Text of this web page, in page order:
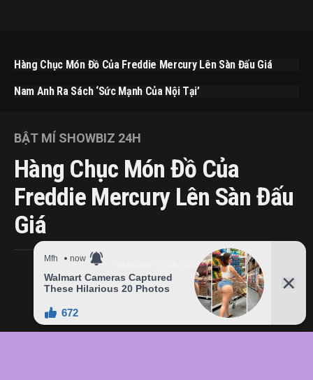
Hàng Chục Món Đồ Của Freddie Mercury Lên Sàn Đấu Giá
Nam Anh Ra Sách ‘Sức Mạnh Của Nội Tại’
BẬT MÍ SHOWBIZ 24H
Hàng Chục Món Đồ Của
Freddie Mercury Lên Sàn Đấu
Giá
09/09/2023